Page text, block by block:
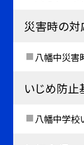
災害時の対
八幡中災害
いじめ防
八幡中学校